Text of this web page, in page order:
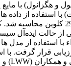
با استفاده از
محدوده دمایی 338-298
حالت ایده‌آل
استفاده از مدل
قرار گرفت. با